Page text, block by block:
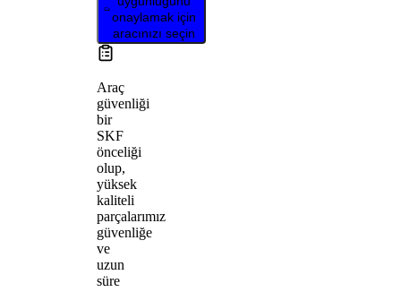
onaylamak için
aracınızı seçin
Araç
güvenliği
bir
SKF
önceliği
olup,
yüksek
kaliteli
parçalarımız
güvenliğe
ve
uzun
süre